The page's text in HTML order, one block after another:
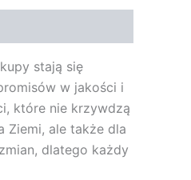
stają się
w jakości i
które nie krzywdzą
Ziemi, ale także dla
dlatego każdy